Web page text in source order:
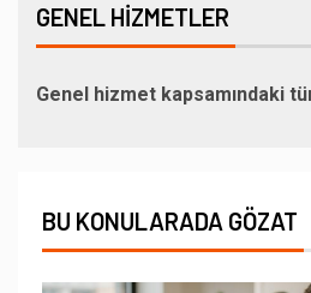
GENEL HIZMETLER
Genel hizmet kapsamındaki
BU KONULARADA GÖZAT